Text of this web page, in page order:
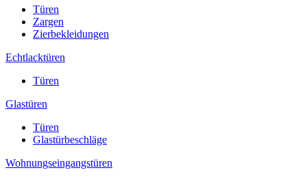
Türen
Zargen
Zierbekleidungen
Echtlacktüren
Türen
Glastüren
Türen
Glastürbeschläge
Wohnungseingangstüren